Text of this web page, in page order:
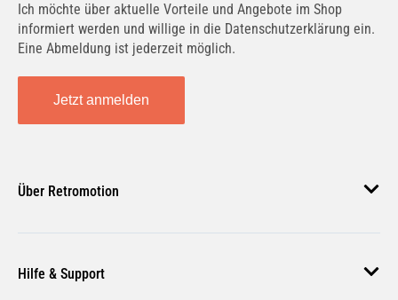
Ich möchte über aktuelle Vorteile und Angebote im Shop
informiert werden und willige in die Datenschutzerklärung ein.
Eine Abmeldung ist jederzeit möglich.
Jetzt anmelden
Über Retromotion
Unsere Jobs
Hilfe & Support